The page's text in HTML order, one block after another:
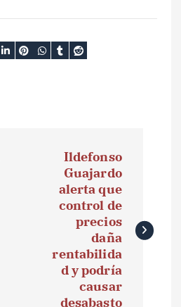
Ildefonso
Guajardo
alerta que
control de
precios
daña
rentabilida
d y podría
causar
desabasto